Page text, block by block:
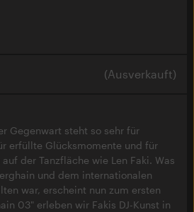
(Ausverkauft)
Gegenwart steht so sehr für
erfüllte Glücksmomente und für
der Tanzfläche wie Len Faki. Was
und dem internationalen
war, erscheint nun zum ersten
03" erleben wir Fakis DJ-Kunst in